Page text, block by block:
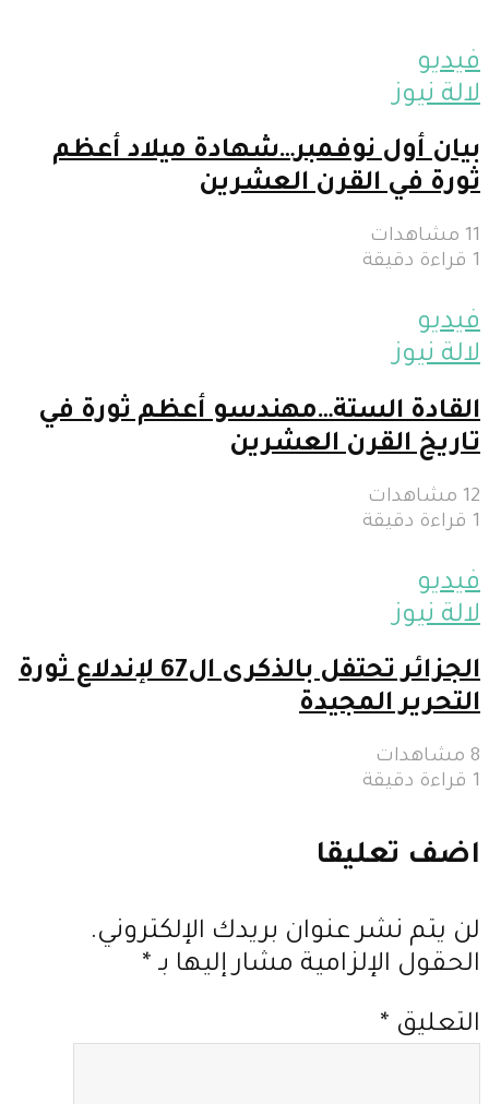
فيديو
لالة نيوز
بيان أول نوفمبر…شهادة ميلاد أعظم
ثورة في القرن العشرين
11 مشاهدات
1 قراءة دقيقة
فيديو
لالة نيوز
القادة الستة…مهندسو أعظم ثورة في
تاريخ القرن العشرين
12 مشاهدات
1 قراءة دقيقة
فيديو
لالة نيوز
الجزائر تحتفل بالذكرى ال67 لإندلاع ثورة
التحرير المجيدة
8 مشاهدات
1 قراءة دقيقة
اضف تعليقا
لن يتم نشر عنوان بريدك الإلكتروني.
الحقول الإلزامية مشار إليها بـ *
التعليق *